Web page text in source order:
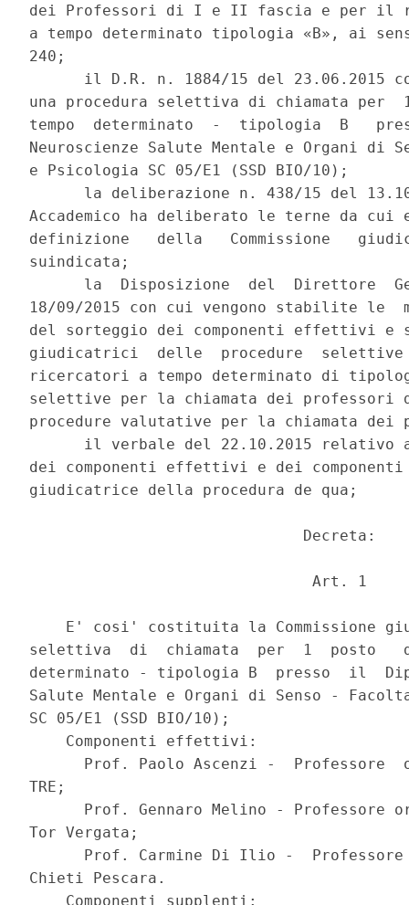
dei Professori di I e II fascia e per il
a tempo determinato tipologia «B», ai
240;
il D.R. n. 1884/15 del 23.06.2015
una procedura selettiva di chiamata
tempo  determinato  -  tipologia  B
Neuroscienze Salute Mentale e Organi di
e Psicologia SC 05/E1 (SSD BIO/10);
la deliberazione n. 438/15 del
Accademico ha deliberato le terne da
definizione   della   Commissione
suindicata;
la  Disposizione  del  Direttore
18/09/2015 con cui vengono stabilite
del sorteggio dei componenti effettivi e
giudicatrici  delle  procedure
ricercatori a tempo determinato di
selettive per la chiamata dei
procedure valutative per la chiamata
il verbale del 22.10.2015 relativo
dei componenti effettivi e dei componenti
giudicatrice della procedura de qua;
                              Decreta:
                               Art. 1
E' cosi' costituita la Commissione
selettiva  di  chiamata  per  1  posto
determinato - tipologia B  presso  il
Salute Mentale e Organi di Senso -
SC 05/E1 (SSD BIO/10);
    Componenti effettivi:
Prof. Paolo Ascenzi -  Professore
TRE;
Prof. Gennaro Melino - Professore
Tor Vergata;
Prof. Carmine Di Ilio -
Chieti Pescara.
    Componenti supplenti: